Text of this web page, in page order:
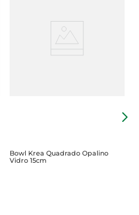
Bowl Krea Quadrado Opalino
Vidro 15cm